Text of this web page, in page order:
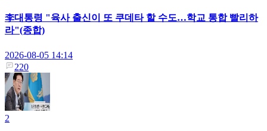
李대통령 "육사 출신이 또 쿠데타 할 수도…학교 통합 빨리하
라"(종합)
2026-08-05 14:14
220
2